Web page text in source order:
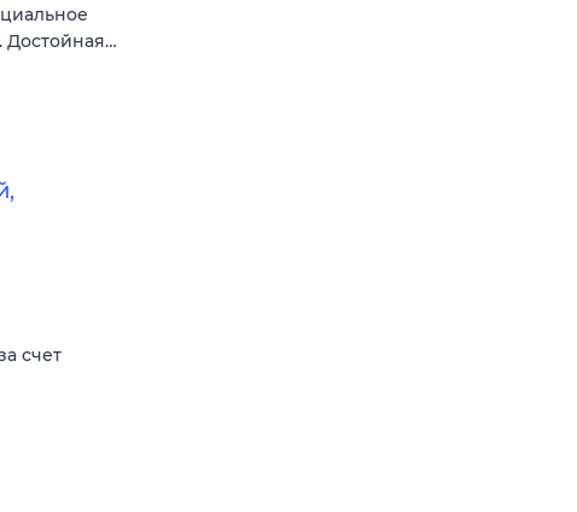
Достойная…
счет